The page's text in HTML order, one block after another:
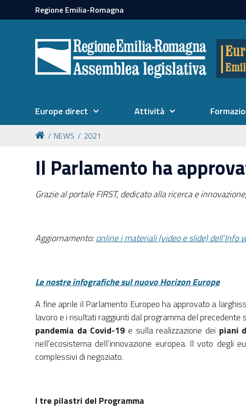
Regione Emilia-Romagna
Europe direct Attività
NEWS 2021
Il Parlamento ha
Grazie al portale FIRST, dedicato alla ricerca e
Aggiornamento:online i materiali (video e slide) dell'Info
Le nostre infografiche sul nuovo Horizon Europe
A fine aprile il Parlamento Europeo ha approvato a
lavoro e i risultati raggiunti dal programma del
pandemia da Covid-19 e sulla realizzazione dei piani
nell’ecosistema dell’innovazione europea. ll voto
complessivi di negoziato.
I tre pilastri del Programma